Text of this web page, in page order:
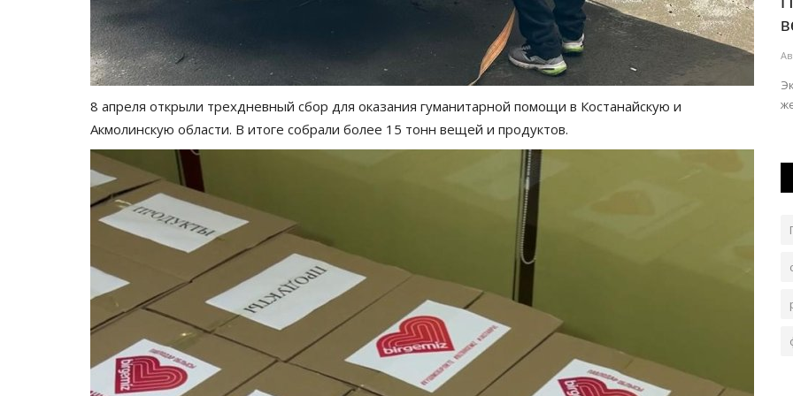
8 апреля открыли трехдневный сбор для оказания гуманитарной помощи в Костанайскую и
Акмолинскую области. В итоге собрали более 15 тонн вещей и продуктов.
спортивной отрасли Павлодарской...
Июнь 3, 2026
Во Дворце спорта «Баянтау» прошёл первый
областной турнир по волейболу.
влиять на настроение...
Авг 8, 2026 0 69
Положение тела может влиять на эмоциональное
состояние человека, уровень тревоги...